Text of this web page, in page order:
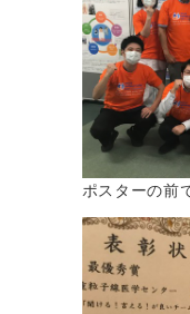
ポスターの前